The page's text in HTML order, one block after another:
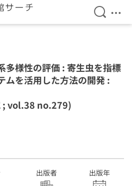
検索を
メ
多様性の評価 : 寄生虫を指標
ムを活用した方法の開発 :
; vol.38 no.279)
出版者 出版年